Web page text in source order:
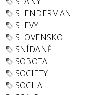
SLENDERMAN
SLEVY
SLOVENSKO
SNÍDANĚ
SOBOTA
SOCIETY
SOCHA